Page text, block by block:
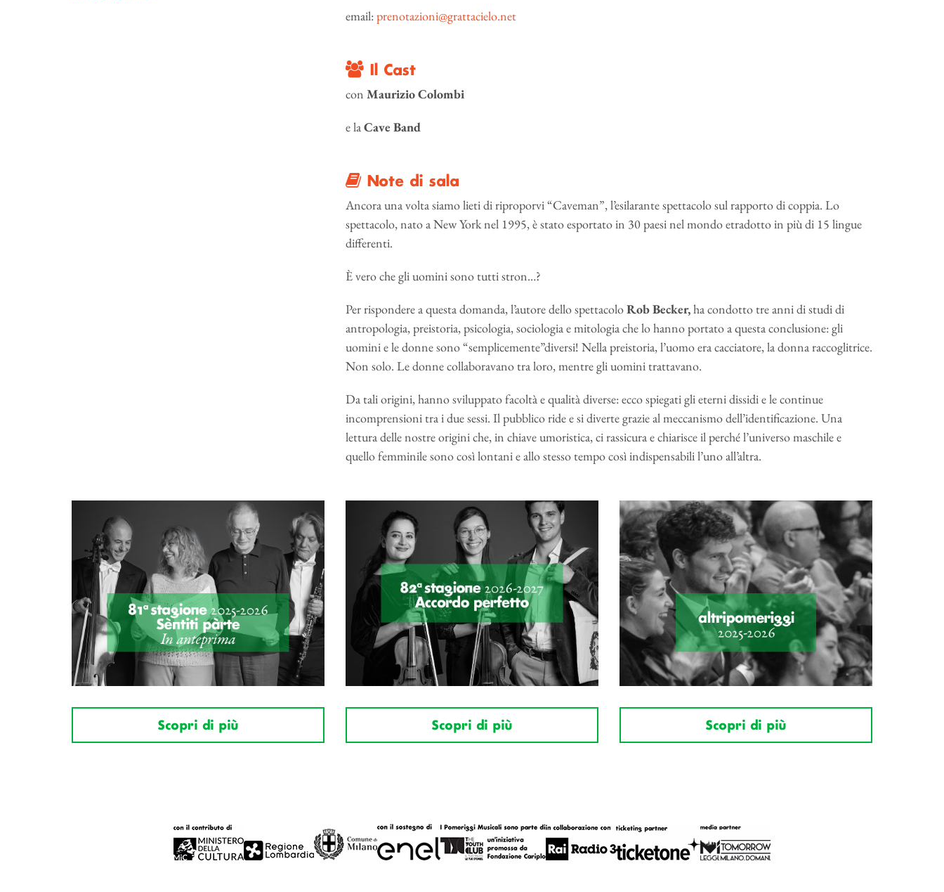
email:prenotazioni@grattacielo.net
Il Cast
con Maurizio Colombi
e laCave Band
Note di sala
Ancora una volta siamo lieti di riproporvi “Caveman”, l’esilarante spettacolo sul rapporto di coppia. Lo
spettacolo, nato a New York nel 1995, è stato esportato in 30 paesi nel mondo etradotto in più di 15 lingue
differenti.
È vero che gli uomini sono tutti stron…?
Per rispondere a questa domanda, l’autore dello spettacoloRob Becker,ha condotto tre anni di studi di
antropologia, preistoria, psicologia, sociologia e mitologia che lo hanno portato a questa conclusione: gli
uomini e le donne sono “semplicemente”diversi! Nella preistoria, l’uomo era cacciatore, la donna raccoglitrice.
Non solo. Le donne collaboravano tra loro, mentre gli uomini trattavano.
Da tali origini, hanno sviluppato facoltà e qualità diverse: ecco spiegati gli eterni dissidi e le continue
incomprensioni tra i due sessi. Il pubblico ride e si diverte grazie al meccanismo dell’identificazione. Una
lettura delle nostre origini che, in chiave umoristica, ci rassicura e chiarisce il perché l’universo maschile e
quello femminile sono così lontani e allo stesso tempo così indispensabili l’uno all’altra.
Scopri di più Scopri di più Scopri di più